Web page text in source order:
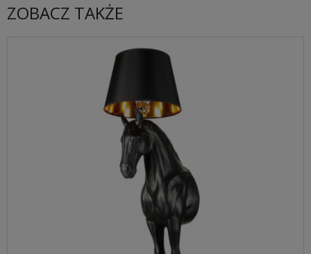
ZOBACZ TAKŻE